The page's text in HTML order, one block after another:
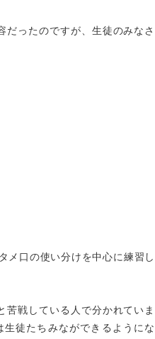
だったのですが、生徒のみなさ
メ口の使い分けを中心に練習し
戦している人で分かれていま
徒たちみなができるようにな